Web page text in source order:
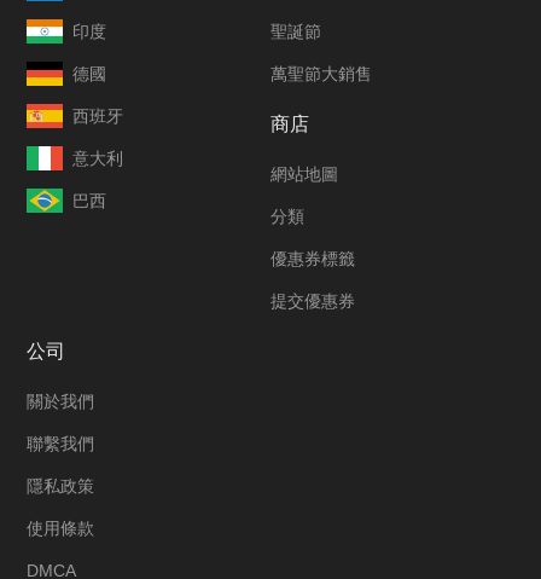
印度
德國
西班牙
意大利
巴西
聖誕節
萬聖節大銷售
商店
網站地圖
分類
優惠券標籤
提交優惠券
公司
關於我們
聯繫我們
隱私政策
使用條款
DMCA